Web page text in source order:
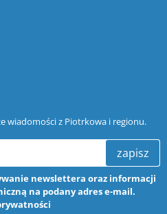
wiadomości z Piotrkowa i regionu.
zapisz
newslettera oraz informacji
na podany adres e-mail.